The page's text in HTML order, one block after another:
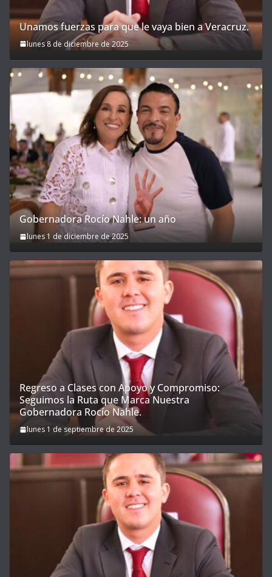
Unamos fuerzas para que le vaya bien a Veracruz.
lunes 8 de diciembre de 2025
Gobernadora Rocío Nahle: un año
lunes 1 de diciembre de 2025
Regreso a Clases con Apoyo y Compromiso:
Seguimos la Ruta que Marca Nuestra
Gobernadora Rocío Nahle.
lunes 1 de septiembre de 2025